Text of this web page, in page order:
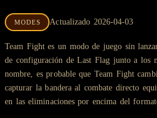
MODES Actualizado 2026-04-03
Team Fight es un modo de juego sin
de configuración de Last Flag junto a los
nombre, es probable que Team Fight
capturar la bandera al combate directo
en las eliminaciones por encima del